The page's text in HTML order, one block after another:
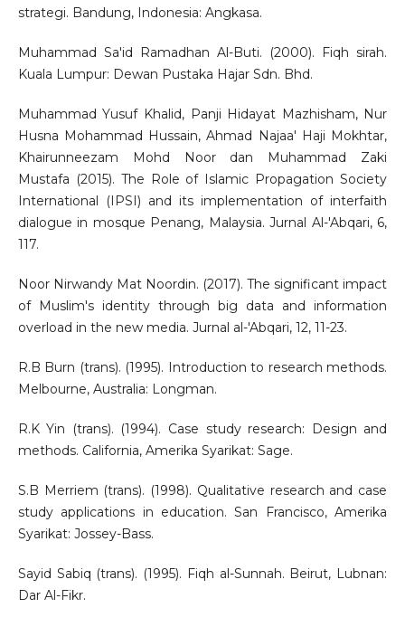
strategi. Bandung, Indonesia: Angkasa.
Muhammad Sa'id Ramadhan Al-Buti. (2000). Fiqh sirah.
Kuala Lumpur: Dewan Pustaka Hajar Sdn. Bhd.
Muhammad Yusuf Khalid, Panji Hidayat Mazhisham, Nur
Husna Mohammad Hussain, Ahmad Najaa' Haji Mokhtar,
Khairunneezam Mohd Noor dan Muhammad Zaki
Mustafa (2015). The Role of Islamic Propagation Society
International (IPSI) and its implementation of interfaith
dialogue in mosque Penang, Malaysia. Jurnal Al-'Abqari, 6,
117.
Noor Nirwandy Mat Noordin. (2017). The significant impact
of Muslim's identity through big data and information
overload in the new media. Jurnal al-'Abqari, 12, 11-23.
R.B Burn (trans). (1995). Introduction to research methods.
Melbourne, Australia: Longman.
R.K Yin (trans). (1994). Case study research: Design and
methods. California, Amerika Syarikat: Sage.
S.B Merriem (trans). (1998). Qualitative research and case
study applications in education. San Francisco, Amerika
Syarikat: Jossey-Bass.
Sayid Sabiq (trans). (1995). Fiqh al-Sunnah. Beirut, Lubnan:
Dar Al-Fikr.